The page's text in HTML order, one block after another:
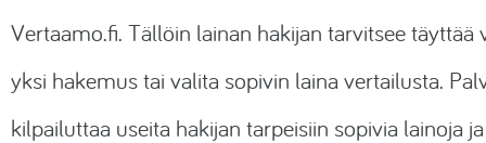
Vertaamo.fi. Tällöin lainan hakijan tarvitsee täyttää
yksi hakemus tai valita sopivin laina vertailusta.
kilpailuttaa useita hakijan tarpeisiin sopivia lainoja ja